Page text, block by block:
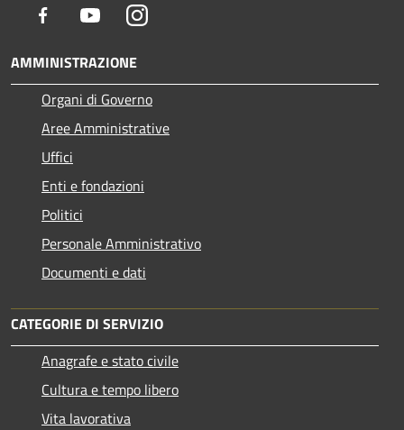
Facebook YoutubeInstagram
AMMINISTRAZIONE
Organi di Governo
Aree Amministrative
Uffici
Enti e fondazioni
Politici
Personale Amministrativo
Documenti e dati
CATEGORIE DI SERVIZIO
Anagrafe e stato civile
Cultura e tempo libero
Vita lavorativa